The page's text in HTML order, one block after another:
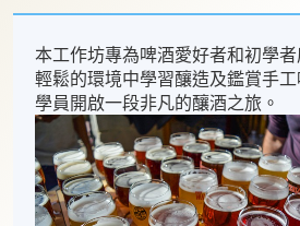
本工作坊專為啤酒愛好者和初學
輕鬆的環境中學習釀造及鑑賞手
學員開啟一段非凡的釀酒之旅。